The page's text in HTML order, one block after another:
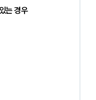
는 경우